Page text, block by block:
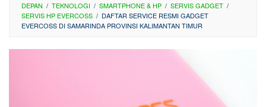
DEPAN / TEKNOLOGI / SMARTPHONE & HP / SERVIS GADGET /
SERVIS HP EVERCOSS / DAFTAR SERVICE RESMI GADGET
EVERCOSS DI SAMARINDA PROVINSI KALIMANTAN TIMUR